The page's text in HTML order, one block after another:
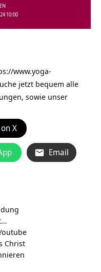
10:00
www.yoga-
jetzt bequem alle
sowie unser
X
Email
Christ